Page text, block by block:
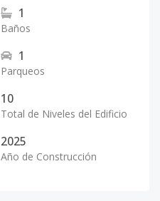
1
Baños
1
Parqueos
10
Total de Niveles del Edificio
2025
Año de Construcción